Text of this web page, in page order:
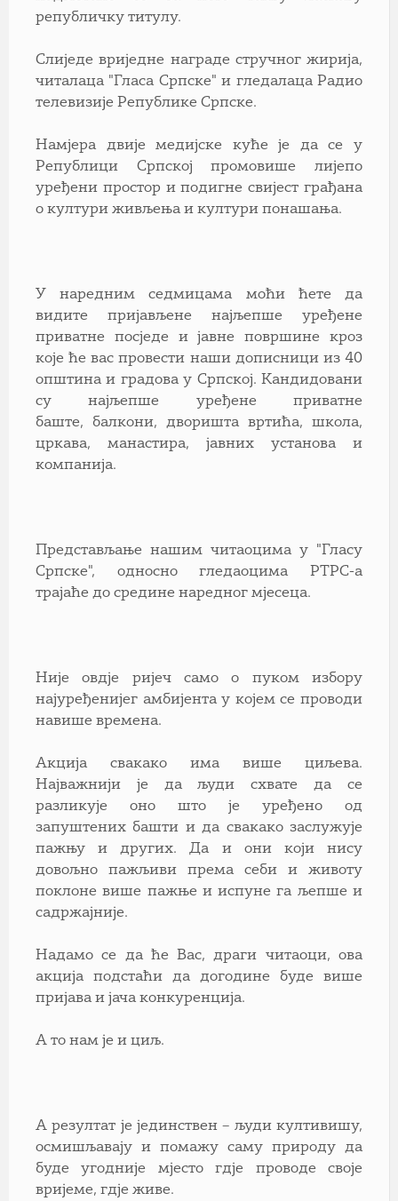
републичку титулу.
Слиједе вриједне награде стручног жирија,
читалаца "Гласа Српске" и гледалаца Радио
телевизије Републике Српске.
Намјера двије медијске куће је да се у
Републици Српској промовише лијепо
уређени простор и подигне свијест грађана
о култури живљења и култури понашања.
У наредним седмицама моћи ћете да
видите пријављене најљепше уређене
приватне посједе и јавне површине кроз
које ће вас провести наши дописници из 40
општина и градова у Српској. Кандидовани
су најљепше уређене приватне
баште, балкони, дворишта вртића, школа,
цркава, манастира, јавних установа и
компанија.
Представљање нашим читаоцима у "Гласу
Српске", односно гледаоцима РТРС-а
трајаће до средине наредног мјесеца.
Није овдје ријеч само о пуком избору
најуређенијег амбијента у којем се проводи
навише времена.
Aкција свакако има више циљева.
Најважнији је да људи схвате да се
разликује оно што је уређено од
запуштених башти и да свакако заслужује
пажњу и других. Да и они који нису
довољно пажљиви према себи и животу
поклоне више пажње и испуне га љепше и
садржајније.
Надамо се да ће Вас, драги читаоци, ова
акција подстаћи да догодине буде више
пријава и јача конкуренција.
A то нам је и циљ.
A резултат је јединствен – људи култивишу,
осмишљавају и помажу саму природу да
буде угодније мјесто гдје проводе своје
вријеме, гдје живе.